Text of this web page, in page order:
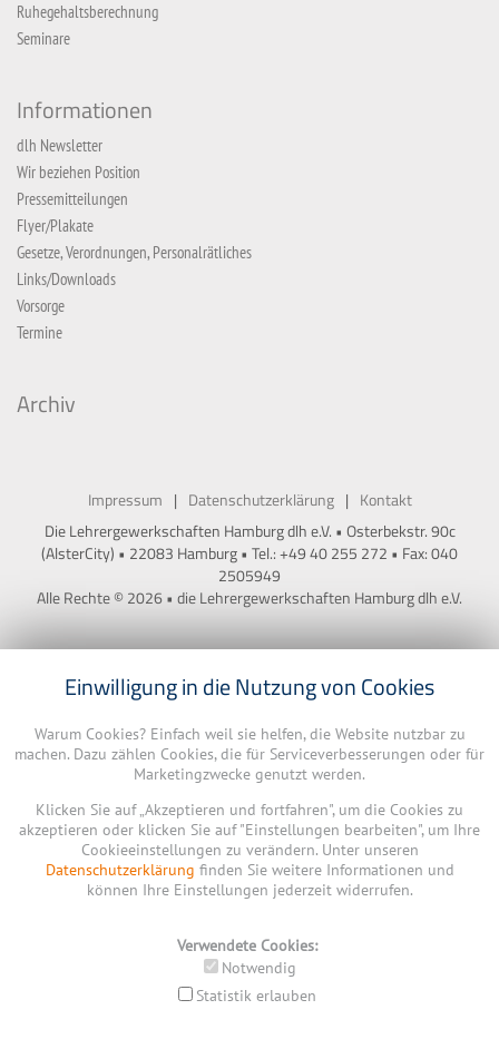
Ruhegehaltsberechnung
Seminare
Informationen
dlh Newsletter
Wir beziehen Position
Pressemitteilungen
Flyer/Plakate
Gesetze, Verordnungen, Personalrätliches
Links/Downloads
Vorsorge
Termine
Archiv
Impressum Datenschutzerklärung
Kontakt
Die Lehrergewerkschaften Hamburg dlh e.V. • Osterbekstr. 90c
(AlsterCity) • 22083 Hamburg • Tel.: +49 40 255 272 • Fax: 040
2505949
Alle Rechte © 2026 • die Lehrergewerkschaften Hamburg dlh e.V.
Einwilligung in die Nutzung von Cookies
Warum Cookies? Einfach weil sie helfen, die Website nutzbar zu
machen. Dazu zählen Cookies, die für Serviceverbesserungen oder für
Marketingzwecke genutzt werden.
Klicken Sie auf „Akzeptieren und fortfahren", um die Cookies zu
akzeptieren oder klicken Sie auf "Einstellungen bearbeiten", um Ihre
Cookieeinstellungen zu verändern. Unter unseren
Datenschutzerklärung finden Sie weitere Informationen und
können Ihre Einstellungen jederzeit widerrufen.
Verwendete Cookies:
Notwendig
Statistik erlauben